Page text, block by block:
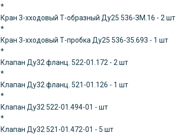
*
Кран 3-хходовый Т-образный Ду25 536-ЗМ.16 - 2 шт
*
Кран 3-хходовый Т-пробка Ду25 536-35.693 - 1 шт
*
Клапан Ду32 фланц. 522-01.172 - 2 шт
*
Клапан Ду32 фланц. 521-01.126 - 1 шт
*
Клапан Ду32 522-01.494-01 - шт
*
Клапан Ду32 521-01.472-01 - 5 шт